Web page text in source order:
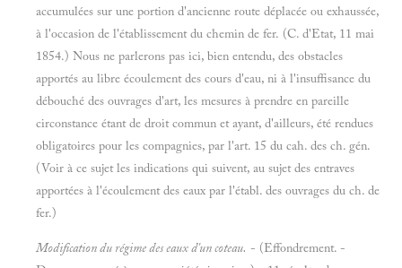
accumulées sur une portion d'ancienne route déplacée ou exhaussée,
à l'occasion de l'établissement du chemin de fer. (C. d'Etat, 11 mai
1854.) Nous ne parlerons pas ici, bien entendu, des obstacles
apportés au libre écoulement des cours d'eau, ni à l'insuffisance du
débouché des ouvrages d'art, les mesures à prendre en pareille
circonstance étant de droit commun et ayant, d'ailleurs, été rendues
obligatoires pour les compagnies, par l'art. 15 du cah. des ch. gén.
(Voir à ce sujet les indications qui suivent, au sujet des entraves
apportées à l'écoulement des eaux par l'établ. des ouvrages du ch. de
fer.)
Modification du régime des eaux d'un coteau. - (Effondrement. -